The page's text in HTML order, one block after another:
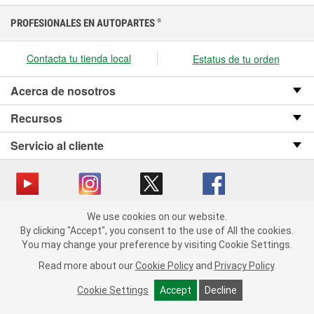
We use cookies on our website. By clicking "Accept", you consent
to the use of All the cookies.
You may change your preference by visiting Cookie Settings.
Read more about our Cookie Policy and Privacy Policy.
Cookie Settings Accept Decline
PROFESIONALES EN AUTOPARTES ®
Contacta tu tienda local Estatus de tu orden
Acerca de nosotros
Recursos
Servicio al cliente
Copyright © 2008-2026 O’Reilly Auto Parts v OST_3.2.0.0.729 (3) cv1361
catalog_main
Política de privacidad
Ley de transparencia en las cadenas de suministro
de California
We use cookies on our website.
By clicking "Accept", you consent to the use of All the cookies.
You may change your preference by visiting Cookie Settings.
Read more about our Cookie Policy and Privacy Policy.
Cookie Settings Accept Decline